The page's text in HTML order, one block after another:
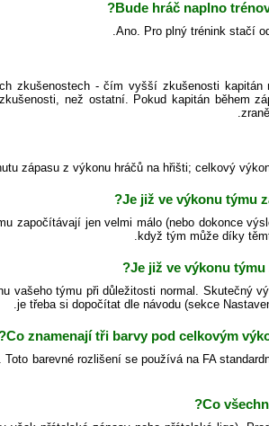
Bude hráč naplno
Ano. Pro plný trénink stačí
zkušenostech - čím vyšší zkušenosti
než ostatní. Pokud kapitán během
zápasu z výkonu hráčů na hřišti; celkový
Je již ve výkonu týmu
započítávají jen velmi málo (nebo dokonce
když tým může díky
Je již ve výkonu týmu
vašeho týmu při důležitosti normal. Skutečný
je třeba si dopočítat dle návodu (sekce
Co znamenají tři barvy pod celkovým
barevné rozlišení se používá na FA
Co